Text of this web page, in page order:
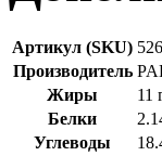
Артикул (SKU)
Производитель
Жиры
11
Белки
Углеводы